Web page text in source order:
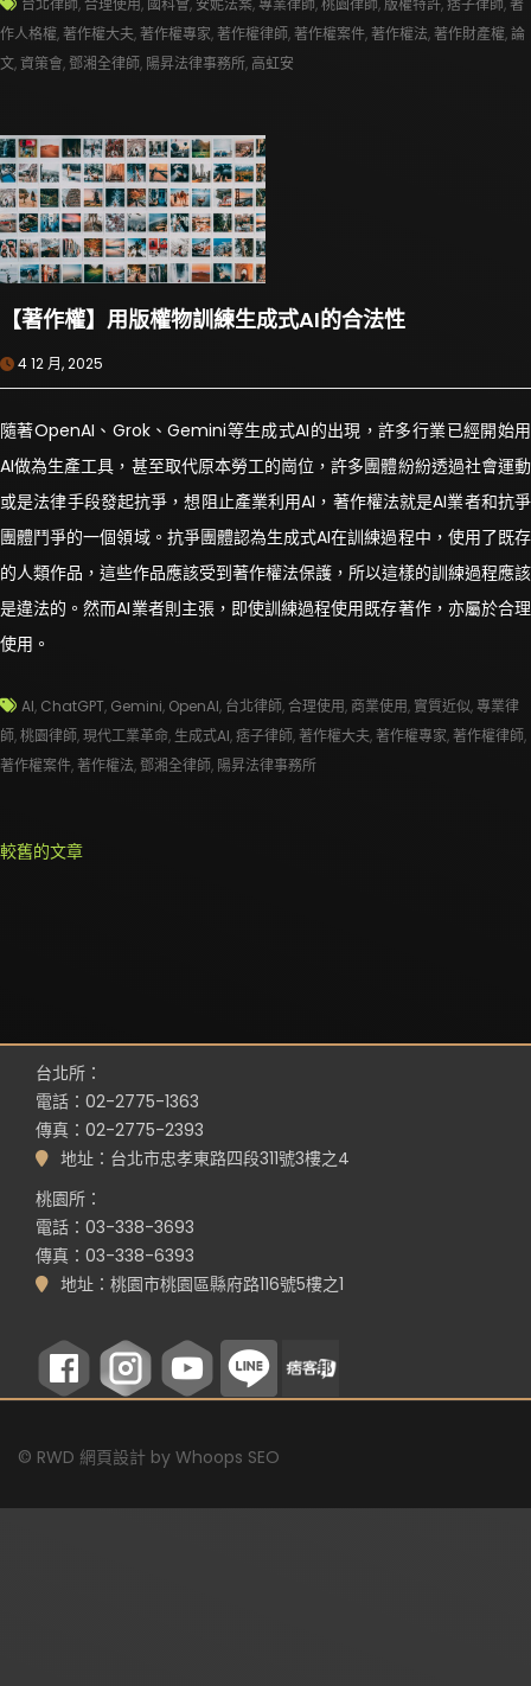
作人格權, 著作權大夫,著作權專家, 著作權律師,著作權案件, 著作權法, 著作財產權,論
文,資策會, 鄧湘全律師, 陽昇法律事務所, 高虹安
【著作權】用版權物訓練生成式AI的合法性
4 12 月, 2025
隨著OpenAI、Grok、Gemini等生成式AI的出現，許多行業已經開始用
AI做為生產工具，甚至取代原本勞工的崗位，許多團體紛紛透過社會運動
或是法律手段發起抗爭，想阻止產業利用AI，著作權法就是AI業者和抗爭
團體鬥爭的一個領域。抗爭團體認為生成式AI在訓練過程中，使用了既存
的人類作品，這些作品應該受到著作權法保護，所以這樣的訓練過程應該
是違法的。然而AI業者則主張，即使訓練過程使用既存著作，亦屬於合理
使用。
AI, ChatGPT, Gemini, OpenAI, 台北律師,合理使用, 商業使用, 實質近似,專業律
師,桃園律師,現代工業革命, 生成式AI,痞子律師,著作權大夫,著作權專家,著作權律師,
著作權案件,著作權法, 鄧湘全律師, 陽昇法律事務所
文
較舊的文章
台北所：
電話：02-2775-1363
傳真：02-2775-2393
地址：台北市忠孝東路四段311號3樓之4
桃園所：
電話：03-338-3693
傳真：03-338-6393
地址：桃園市桃園區縣府路116號5樓之1
© RWD 網頁設計 by Whoops SEO